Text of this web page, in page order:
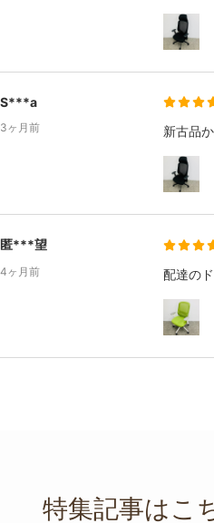
S***a
3ヶ月前 新古品
匿***望
4ヶ月前 配達の
特集記事はこ